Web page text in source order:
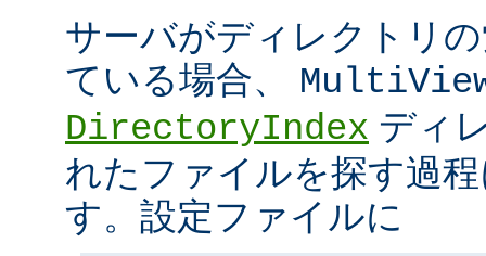
サーバがディレクトリ
ている場合、
DirectoryIndex ディ
れたファイルを探す過
す。設定ファイルに